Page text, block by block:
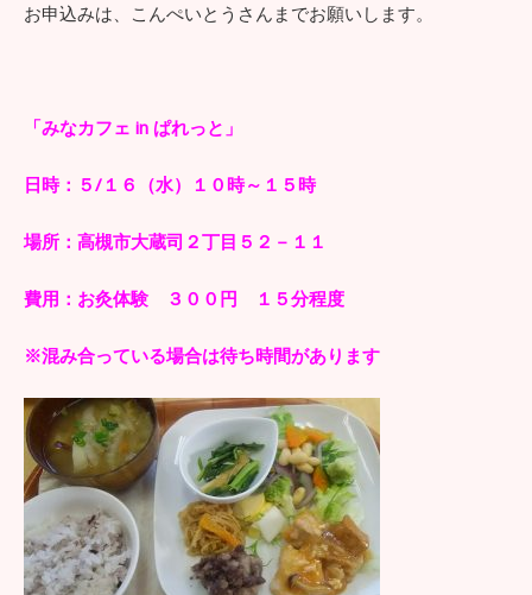
お申込みは、こんぺいとうさんまでお願いします。
「みなカフェ in ぱれっと」
日時：５/１６（水）１０時～１５時
場所：高槻市大蔵司２丁目５２－１１
費用：お灸体験 ３００円 １５分程度
※混み合っている場合は待ち時間があります